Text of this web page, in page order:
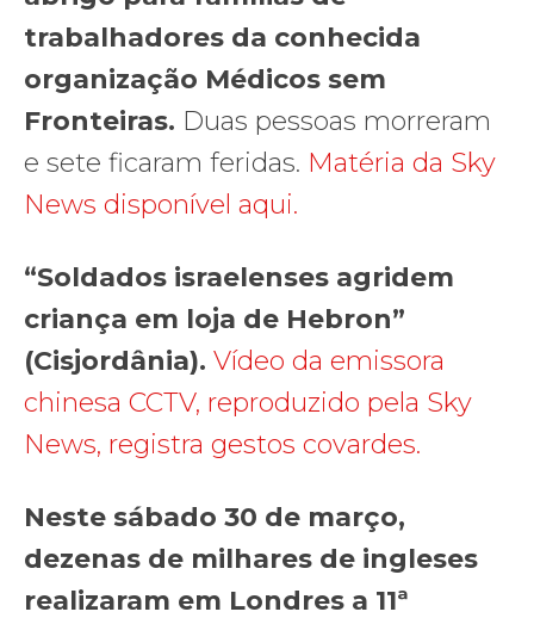
trabalhadores da conhecida
organização Médicos sem
Fronteiras. Duas pessoas morreram
e sete ficaram feridas. Matéria da Sky
News disponível aqui.
“Soldados israelenses agridem
criança em loja de Hebron”
(Cisjordânia). Vídeo da emissora
chinesa CCTV, reproduzido pela Sky
News, registra gestos covardes.
Neste sábado 30 de março,
dezenas de milhares de ingleses
realizaram em Londres a 11ª